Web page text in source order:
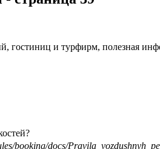
гостиниц и турфирм, полезная
booking/docs/